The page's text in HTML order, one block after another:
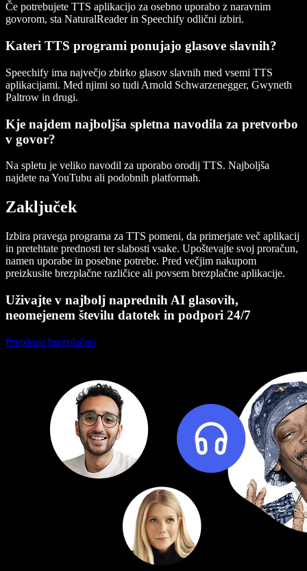
Če potrebujete TTS aplikacijo za osebno uporabo z naravnim
govorom, sta NaturalReader in Speechify odlični izbiri.
Kateri TTS programi ponujajo glasove slavnih?
Speechify ima največjo zbirko glasov slavnih med vsemi TTS
aplikacijami. Med njimi so tudi Arnold Schwarzenegger, Gwyneth
Paltrow in drugi.
Kje najdem najboljša spletna navodila za pretvorbo
v govor?
Na spletu je veliko navodil za uporabo orodij TTS. Najboljša
najdete na YouTubu ali podobnih platformah.
Zaključek
Izbira pravega programa za TTS pomeni, da primerjate več aplikacij
in pretehtate prednosti ter slabosti vsake. Upoštevajte svoj proračun,
namen uporabe in posebne potrebe. Pred večjim nakupom
preizkusite brezplačne različice ali povsem brezplačne aplikacije.
Uživajte v najbolj naprednih AI glasovih,
neomejenem številu datotek in podpori 24/7
Preizkusi brezplačno